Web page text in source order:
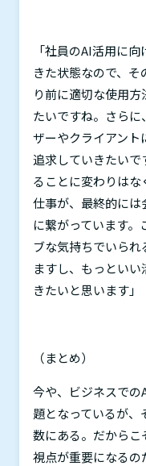
「社員のAI活用に向
きた状態なので、
り前に適切な使用方
たいですね。さら
ザーやクライアント
追求していきたいで
ることに変わりは
仕事が、最終的には
に繋がっています。
ブな気持ちでいら
ますし、もっとい
きたいと思います」
（まとめ）
今や、ビジネスでの
題となっているが
数にある。だから
視点が重要になるの